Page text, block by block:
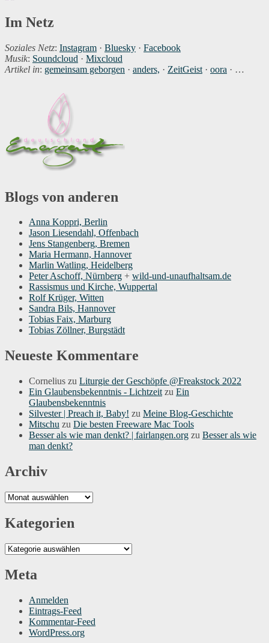
Im Netz
Soziales Netz: Instagram · Bluesky · Facebook
Musik: Soundcloud · Mixcloud
Artikel in: gemeinsam geborgen · anders, · ZeitGeist · oora · …
Blogs von anderen
Anna Koppri, Berlin
Jason Liesendahl, Offenbach
Jens Stangenberg, Bremen
Maria Hermann, Hannover
Marlin Watling, Heidelberg
Peter Aschoff, Nürnberg + wild-und-unaufhaltsam.de
Rassismus und Kirche, Wuppertal
Rolf Krüger, Witten
Sandra Bils, Hannover
Tobias Faix, Marburg
Tobias Zöllner, Burgstädt
Neueste Kommentare
Cornelius zu Liturgie der Geschöpfe @Freakstock 2022
Ein Glaubensbekenntnis - Lichtzeit zu Ein
Glaubensbekenntnis
Silvester | Preach it, Baby! zu Meine Blog-Geschichte
Mitschu zu Die besten Freeware Mac Tools
Besser als wie man denkt? | fairlangen.org zu Besser als wie
man denkt?
Archiv
Archiv
Kategorien
Kategorien
Meta
Anmelden
Eintrags-Feed
Kommentar-Feed
WordPress.org